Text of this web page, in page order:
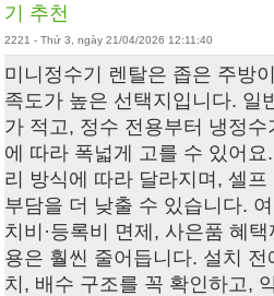
기 추천
2221 - Thứ 3, ngày 21/04/2026 12:11:40
미니정수기 렌탈은 좁은 주방
족도가 높은 선택지입니다. 일
가 적고, 정수 전용부터 냉정
에 따라 폭넓게 고를 수 있어
리 방식에 따라 달라지며, 셀
부담을 더 낮출 수 있습니다.
치비·등록비 면제, 사은품 혜
용은 훨씬 줄어듭니다. 설치
치, 배수 구조를 꼭 확인하고,